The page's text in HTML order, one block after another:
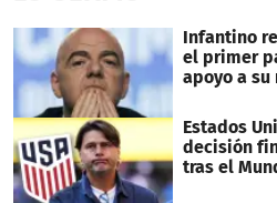
Infantino
el primer
apoyo a
Estados
decisión
tras el